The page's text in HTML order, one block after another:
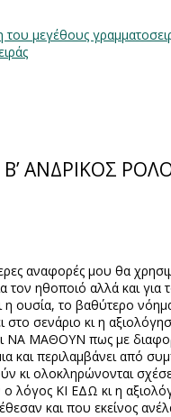
του μεγέθους
Β’ ΑΝΔΡΙΚΟΣ
αναφορές μου θα
τον ηθοποιό αλλά και
η ουσία, το βαθύτερο
στο σενάριο κι η
ΜΑΘΟΥΝ πως με
και περιλαμβάνει από
κι ολοκληρώνονται
ΚΙ ΕΔΩ κι η
και που εκείνος